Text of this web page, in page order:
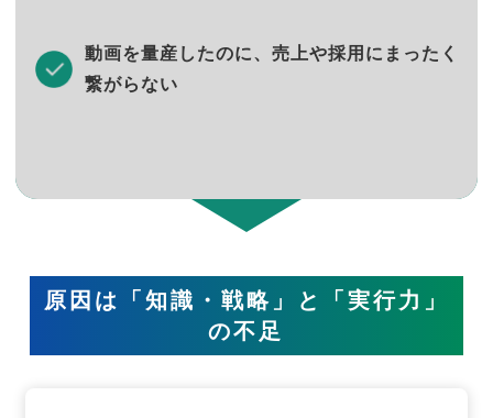
動画を量産したのに、売上や採用にまったく
繋がらない
原因は「知識・戦略」と「実行力」
の不足